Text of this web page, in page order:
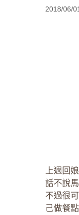
2018/06/
上週回
話不說
不過很
己做餐